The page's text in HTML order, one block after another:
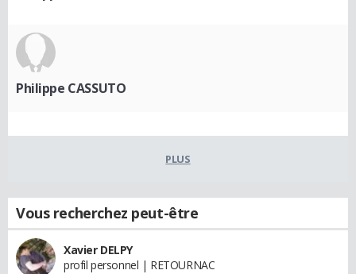
Philippe CASSUTO
PLUS
Vous recherchez peut-être
Xavier DELPY
profil personnel | RETOURNAC